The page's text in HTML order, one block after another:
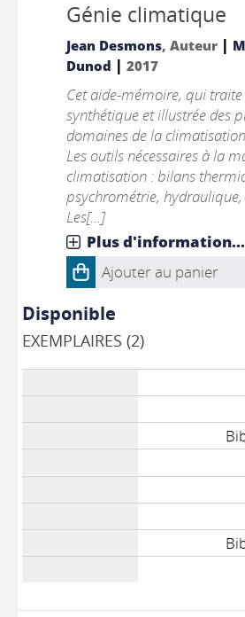
Génie climatique
Jean Desmons, Auteur |
Dunod | 2017
Cet aide-mémoire, qui
synthétique et illustrée des
domaines de la
Les outils nécessaires à la
climatisation : bilans
psychrométrie,
Les[...]
Plus d'information...
Ajouter au panier
Disponible
EXEMPLAIRES (2)